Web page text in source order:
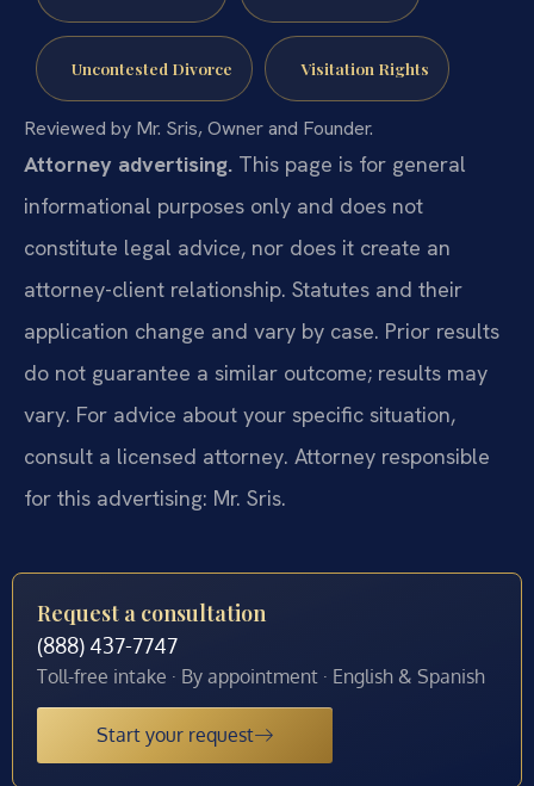
Uncontested Divorce Visitation Rights
Reviewed by Mr. Sris, Owner and Founder.
Attorney advertising. This page is for general
informational purposes only and does not
constitute legal advice, nor does it create an
attorney-client relationship. Statutes and their
application change and vary by case. Prior results
do not guarantee a similar outcome; results may
vary. For advice about your specific situation,
consult a licensed attorney. Attorney responsible
for this advertising: Mr. Sris.
Request a consultation
(888) 437-7747
Toll-free intake · By appointment · English & Spanish
Start your request